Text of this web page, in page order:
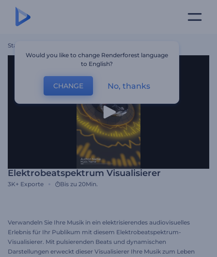
Startseite
Elektrobeatspektrum Visualisierer
3K+ Exporte Bis zu 20Min.
Verwandeln Sie Ihre Musik in ein elektrisierendes audiovisuelles
Erlebnis für Ihr Publikum mit diesem Elektrobeatspektrum-
Visualisierer. Mit pulsierenden Beats und dynamischen
Darstellungen erweckt dieser Visualisierer Ihre Musik zum Leben
Would you like to change Renderforest language
to English?
CHANGE No, thanks